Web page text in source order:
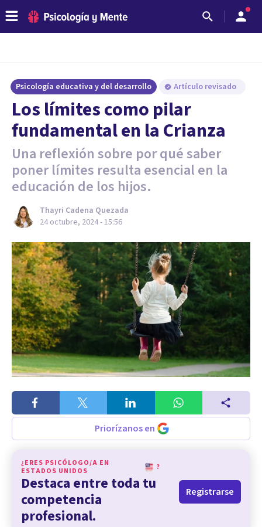
Psicología educativa y del desarrollo Artículo revisado
Los límites como pilar
fundamental en la Crianza
Una reflexión sobre por qué saber
poner límites resulta esencial en la
educación de los hijos.
Thayri Cadena Quezada
24 octubre, 2024 - 15:56
Priorízanos en
¿ERES PSICÓLOGO/A EN
ESTADOS UNIDOS
?
Destaca entre toda tu
competencia
profesional.
Registrarse